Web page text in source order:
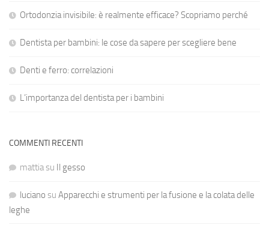
Ortodonzia invisibile: è realmente efficace? Scopriamo perché
Dentista per bambini: le cose da sapere per scegliere bene
Denti e ferro: correlazioni
L’importanza del dentista per i bambini
COMMENTI RECENTI
mattiasu Il gesso
luciano su Apparecchi e strumenti per la fusione e la colata delle
leghe